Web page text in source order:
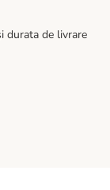
durata de livrare